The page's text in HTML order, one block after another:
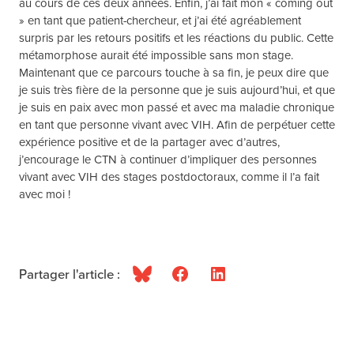
» en tant que patient-chercheur, et j’ai été agréablement
surpris par les retours positifs et les réactions du public. Cette
métamorphose aurait été impossible sans mon stage.
Maintenant que ce parcours touche à sa fin, je peux dire que
je suis très fière de la personne que je suis aujourd’hui, et que
je suis en paix avec mon passé et avec ma maladie chronique
en tant que personne vivant avec VIH. Afin de perpétuer cette
expérience positive et de la partager avec d’autres,
j’encourage le CTN à continuer d’impliquer des personnes
vivant avec VIH des stages postdoctoraux, comme il l’a fait
avec moi !
Partager l'article : BlueskyFacebookLinkedIn